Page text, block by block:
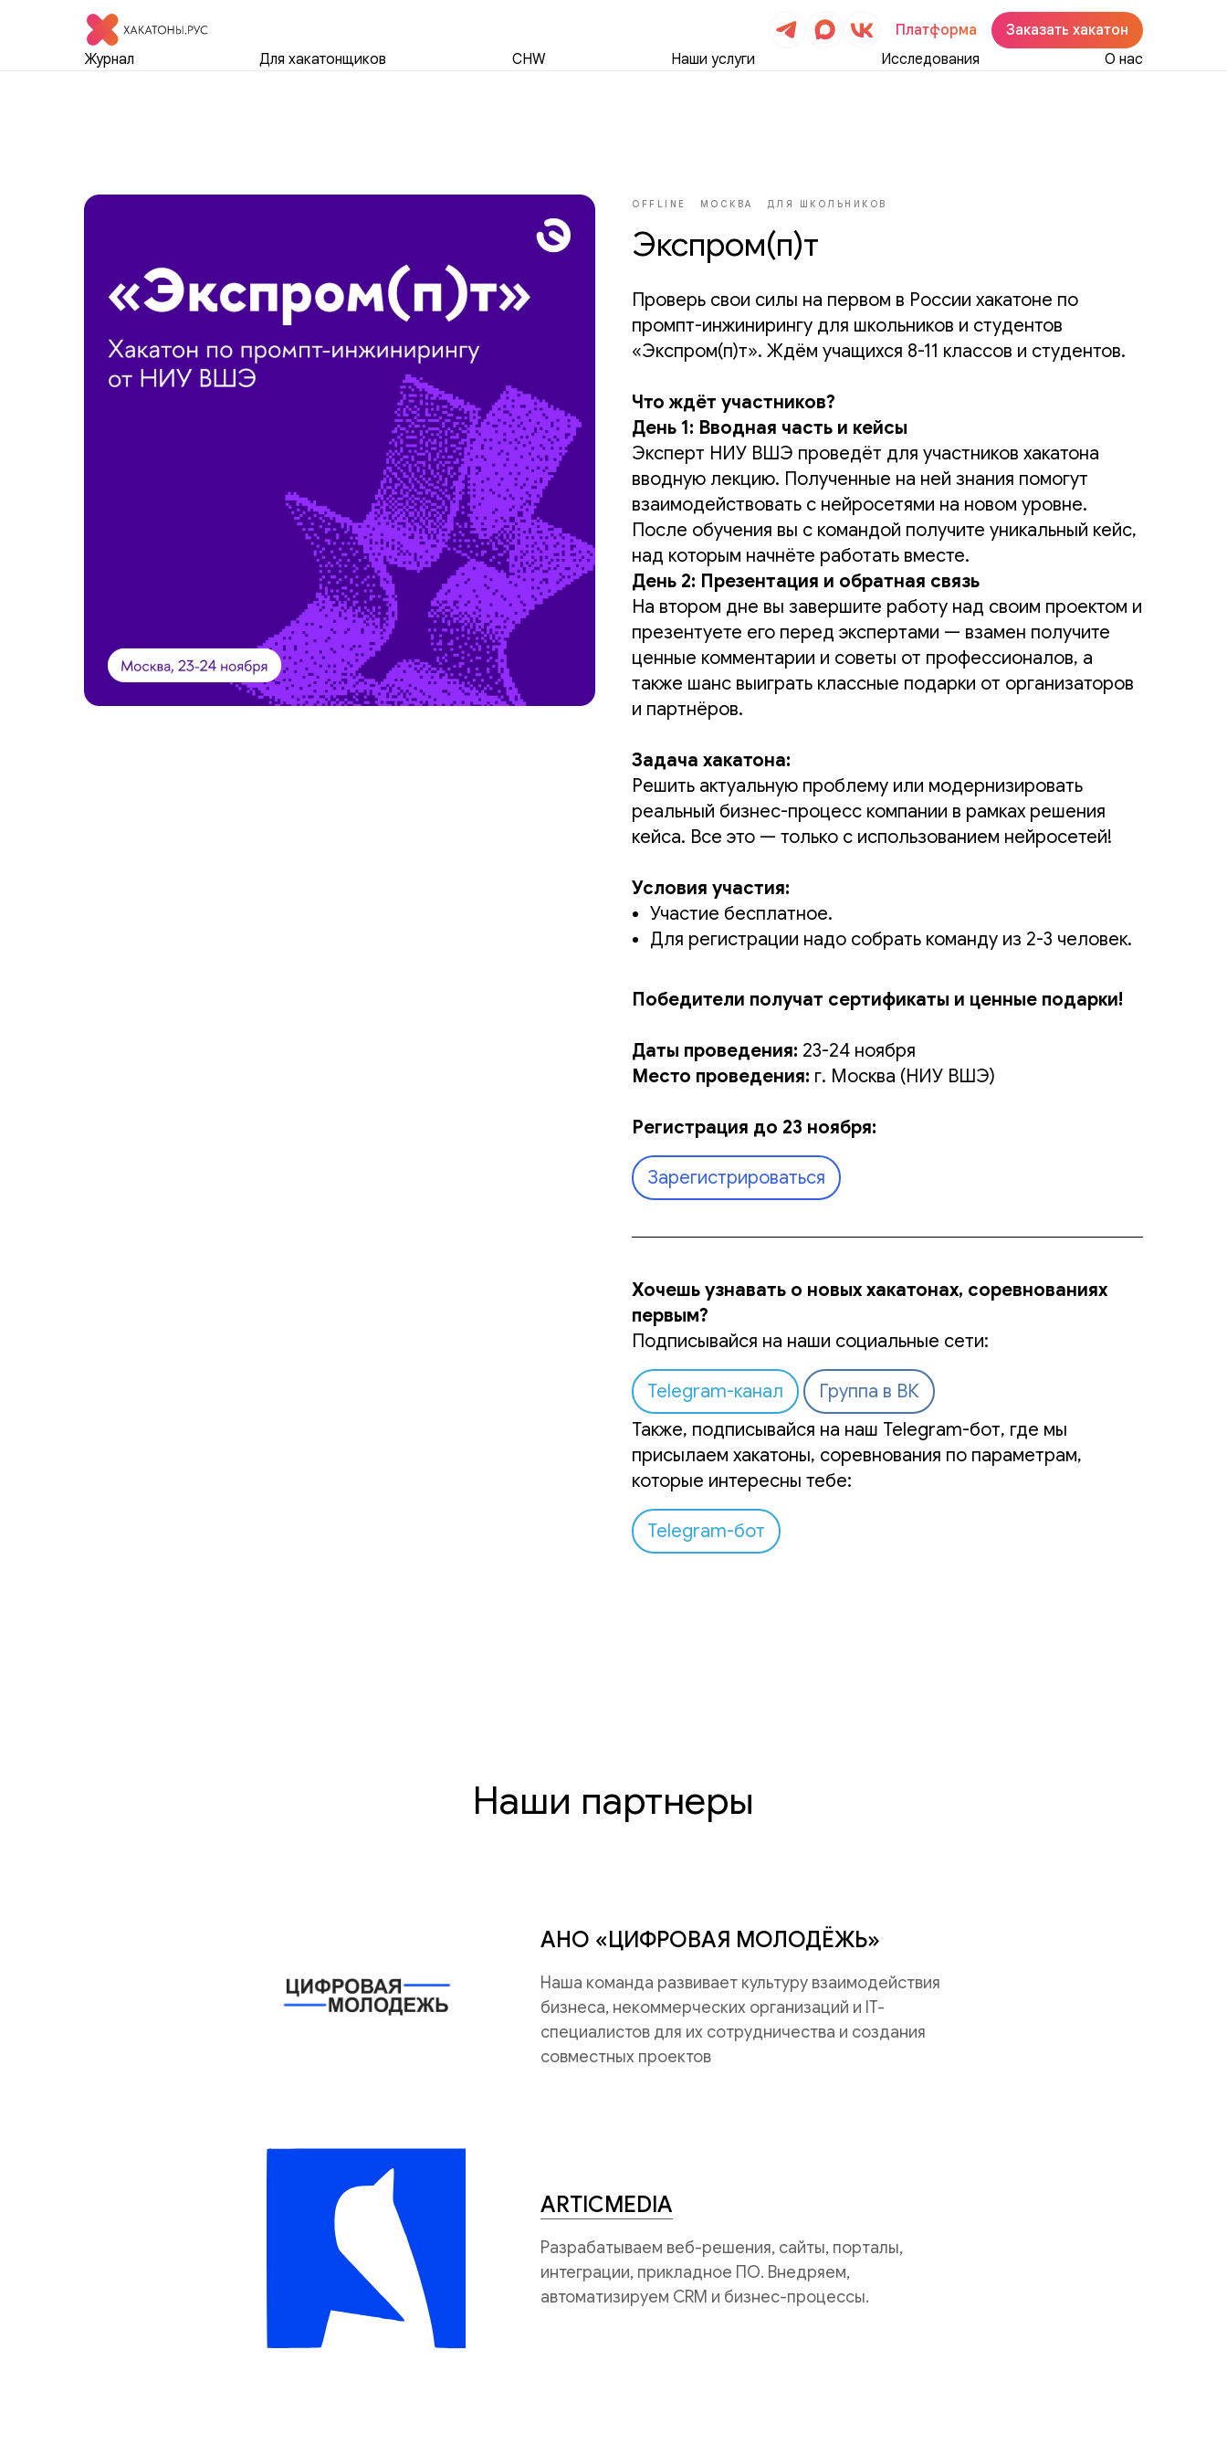
Платформа
Заказать хакатон
Журнал
Для хакатонщиков CHW Наши услуги Исследования О нас
OFFLINE МОСКВА ДЛЯ ШКОЛЬНИКОВ
Экспром(п)т
Проверь свои силы на первом в России хакатоне по
промпт-инжинирингу для школьников и студентов
«Экспром(п)т». Ждём учащихся 8-11 классов и студентов.
Что ждёт участников?
День 1: Вводная часть и кейсы
Эксперт НИУ ВШЭ проведёт для участников хакатона
вводную лекцию. Полученные на ней знания помогут
взаимодействовать с нейросетями на новом уровне.
После обучения вы с командой получите уникальный кейс,
над которым начнёте работать вместе.
День 2: Презентация и обратная связь
На втором дне вы завершите работу над своим проектом и
презентуете его перед экспертами — взамен получите
ценные комментарии и советы от профессионалов, а
также шанс выиграть классные подарки от организаторов
и партнёров.
Задача хакатона:
Решить актуальную проблему или модернизировать
реальный бизнес-процесс компании в рамках решения
кейса. Все это — только с использованием нейросетей!
Условия участия:
Участие бесплатное.
Для регистрации надо собрать команду из 2-3 человек.
Победители получат сертификаты и ценные подарки!
Даты проведения: 23-24 ноября
Место проведения: г. Москва (НИУ ВШЭ)
Регистрация до 23 ноября:
Зарегистрироваться
Хочешь узнавать о новых хакатонах, соревнованиях
первым?
Подписывайся на наши социальные сети:
Telegram-канал
Группа в ВК
Также, подписывайся на наш Telegram-бот, где мы
присылаем хакатоны, соревнования по параметрам,
которые интересны тебе:
Telegram-бот
Наши партнеры
АНО «ЦИФРОВАЯ МОЛОДЁЖЬ»
Наша команда развивает культуру взаимодействия
бизнеса, некоммерческих организаций и IT-
специалистов для их сотрудничества и создания
совместных проектов
ARTICMEDIA
Разрабатываем веб-решения, сайты, порталы,
интеграции, прикладное ПО. Внедряем,
автоматизируем CRM и бизнес-процессы.